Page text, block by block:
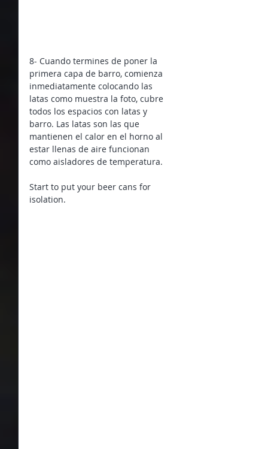
8- Cuando termines de poner la
primera capa de barro, comienza
inmediatamente colocando las
latas como muestra la foto, cubre
todos los espacios con latas y
barro. Las latas son las que
mantienen el calor en el horno al
estar llenas de aire funcionan
como aisladores de temperatura.
Start to put your beer cans for
isolation.